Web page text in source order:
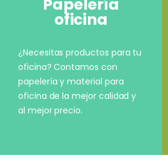
Papelería
oficina
¿Necesitas productos para tu
oficina? Contamos con
papelería y material para
oficina de la mejor calidad y
al mejor precio.